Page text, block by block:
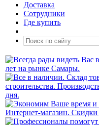
Доставка
Сотрудники
Где купить